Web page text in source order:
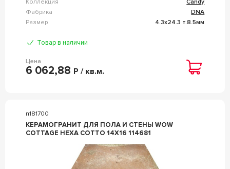
Коллекция
Candy
Фабрика
DNA
Размер
4.3x24.3 т.8.5мм
Товар в наличии
Цена
6 062,88 Р / кв.м.
n181700
КЕРАМОГРАНИТ ДЛЯ ПОЛА И СТЕНЫ WOW
COTTAGE HEXA COTTO 14X16 114681